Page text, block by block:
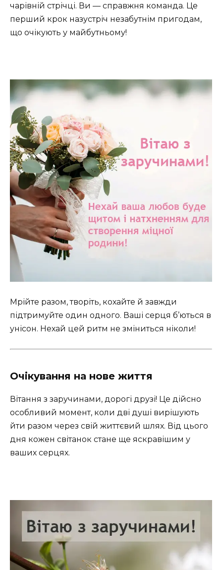
чарівній стрічці. Ви — справжня команда. Це
перший крок назустріч незабутнім пригодам,
що очікують у майбутньому!
Мрійте разом, творіть, кохайте й завжди
підтримуйте один одного. Ваші серця б’ються в
унісон. Нехай цей ритм не зміниться ніколи!
Очікування на нове життя
Вітання з заручинами, дорогі друзі! Це дійсно
особливий момент, коли дві душі вирішують
йти разом через свій життєвий шлях. Від цього
дня кожен світанок стане ще яскравішим у
ваших серцях.